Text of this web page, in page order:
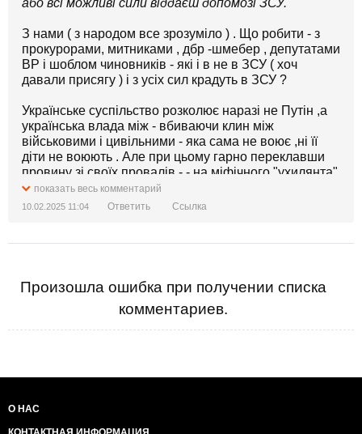
або всі можливі сили віддаєш допомозі ЗСУ.
З нами ( з народом все зрозуміло ) . Що робити - з
прокурорами, митниками , дбр -шмебер , депутатами
ВР і шоблом чиновників - які і в не в ЗСУ ( хоч
давали присягу ) і з усіх сил крадуть в ЗСУ ?
Українське суспільство розколює наразі не Путін ,а
українська влада між - вбиваючи клин між
військовими і цивільними - яка сама не воює ,ні її
діти не воюють . Але при цьому гарно переклавши
провину зі своїх провалів - - на міфічного "ухилянта"
.
показать весь комментарий
10.02.2025 11:04 Ответить Ссылка
Произошла ошибка при получении списка
комментариев.
О НАС